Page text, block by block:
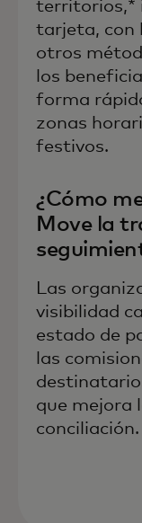
territorios,*
tarjeta, con
otros
los
forma
zonas
festivos.
¿Cómo
Move la
Las
visibilidad
estado de
las
que mejora
conciliación.